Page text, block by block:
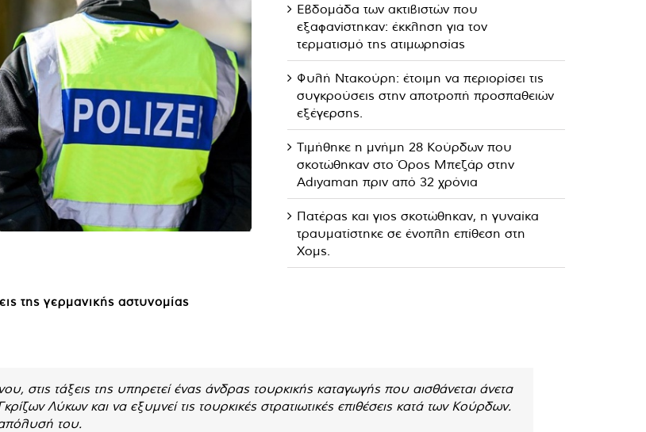
Εβδομάδα των ακτιβιστών που
εξαφανίστηκαν: έκκληση για τον
τερματισμό της ατιμωρησίας
Φυλή Ντακούρη: έτοιμη να περιορίσει τις
συγκρούσεις στην αποτροπή προσπαθειών
εξέγερσης.
Τιμήθηκε η μνήμη 28 Κούρδων που
σκοτώθηκαν στο Όρος Μπεζάρ στην
Adıyaman πριν από 32 χρόνια
Πατέρας και γιος σκοτώθηκαν, η γυναίκα
τραυματίστηκε σε ένοπλη επίθεση στη
Χομς.
της γερμανικής αστυνομίας
στις τάξεις της υπηρετεί ένας άνδρας τουρκικής καταγωγής που αισθάνεται άνετα
Λύκων και να εξυμνεί τις τουρκικές στρατιωτικές επιθέσεις κατά των Κούρδων.
του.